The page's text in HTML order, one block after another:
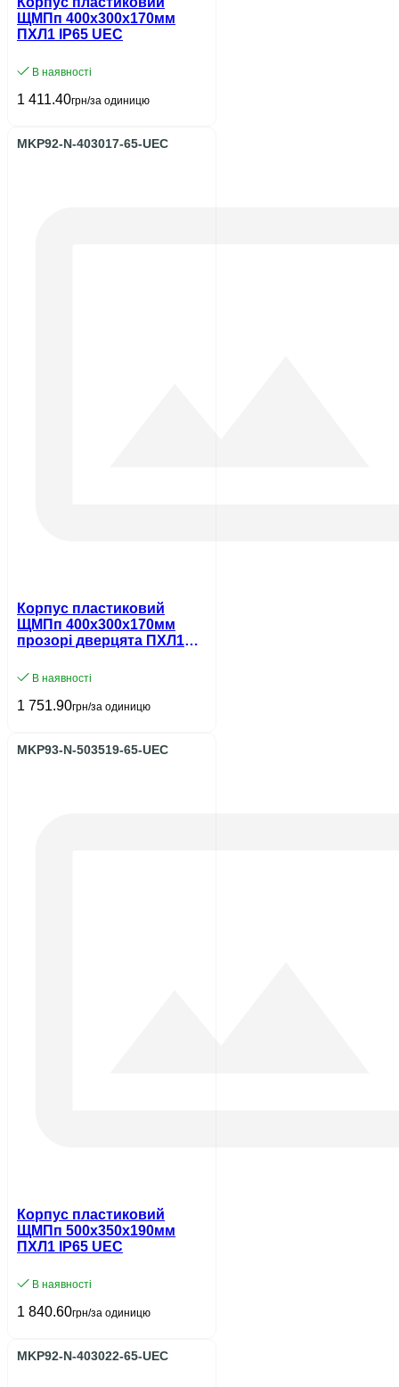
ЩМПп 400х300х170мм
ПХЛ1 IP65 UEC
В наявності
1 411.40грн/за одиницю
MKP92-N-403017-65-UEC
Корпус пластиковий
ЩМПп 400х300х170мм
прозорі дверцята ПХЛ1
В наявності
1 751.90грн/за одиницю
MKP93-N-503519-65-UEC
Корпус пластиковий
ЩМПп 500х350х190мм
ПХЛ1 IP65 UEC
В наявності
1 840.60грн/за одиницю
MKP92-N-403022-65-UEC